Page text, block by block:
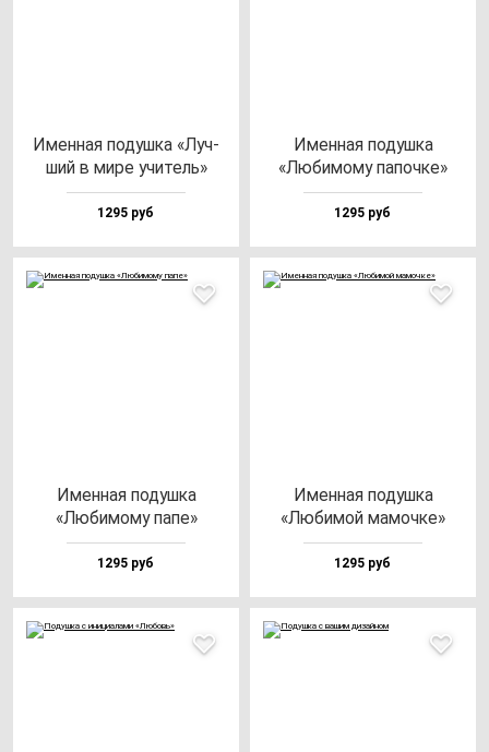
Имен­ная по­душ­ка «Луч­
ший в ми­ре учи­тель»
1295 руб
Имен­ная по­душ­ка
«Люби­мо­му па­поч­ке»
1295 руб
Имен­ная по­душ­ка
«Люби­мо­му па­пе»
1295 руб
Имен­ная по­душ­ка
«Люби­мой ма­моч­ке»
1295 руб